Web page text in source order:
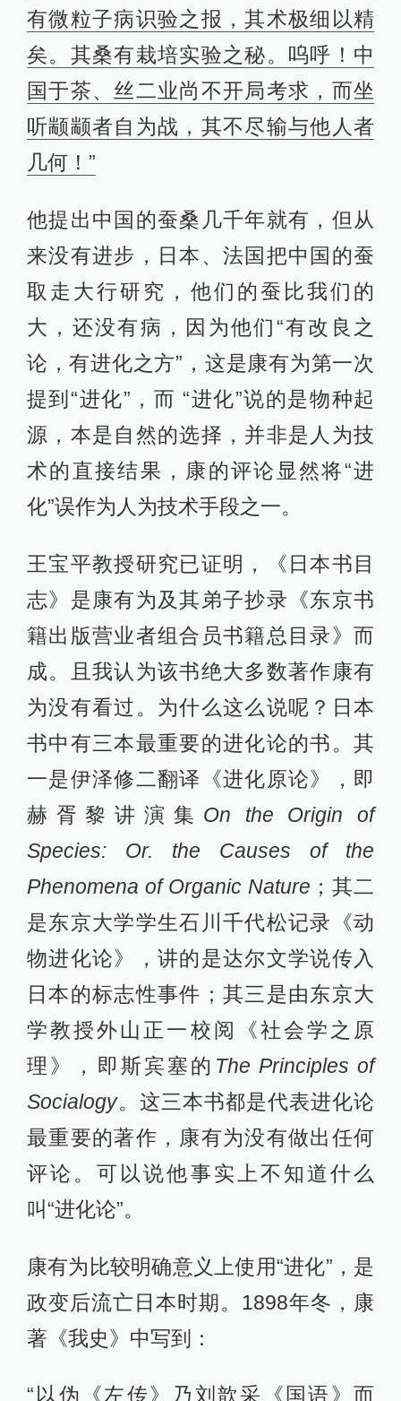
有微粒子病识验之报，其术极细以精
矣。其桑有栽培实验之秘。呜呼！中
国于茶、丝二业尚不开局考求，而坐
听颛颛者自为战，其不尽输与他人者
几何！”
他提出中国的蚕桑几千年就有，但从
来没有进步，日本、法国把中国的蚕
取走大行研究，他们的蚕比我们的
大，还没有病，因为他们“有改良之
论，有进化之方”，这是康有为第一次
提到“进化”，而 “进化”说的是物种起
源，本是自然的选择，并非是人为技
术的直接结果，康的评论显然将“进
化”误作为人为技术手段之一。
王宝平教授研究已证明，《日本书目
志》是康有为及其弟子抄录《东京书
籍出版营业者组合员书籍总目录》而
成。且我认为该书绝大多数著作康有
为没有看过。为什么这么说呢？日本
书中有三本最重要的进化论的书。其
一是伊泽修二翻译《进化原论》，即
赫胥黎讲演集 On the Origin of
Species: Or. the Causes of the
Phenomena of Organic Nature ；其二
是东京大学学生石川千代松记录《动
物进化论》，讲的是达尔文学说传入
日本的标志性事件；其三是由东京大
学教授外山正一校阅《社会学之原
理》，即斯宾塞的 The Principles of
Socialogy。这三本书都是代表进化论
最重要的著作，康有为没有做出任何
评论。可以说他事实上不知道什么
叫“进化论”。
康有为比较明确意义上使用“进化”，是
政变后流亡日本时期。1898年冬，康
著《我史》中写到：
“以伪《左传》乃刘歆采《国语》而